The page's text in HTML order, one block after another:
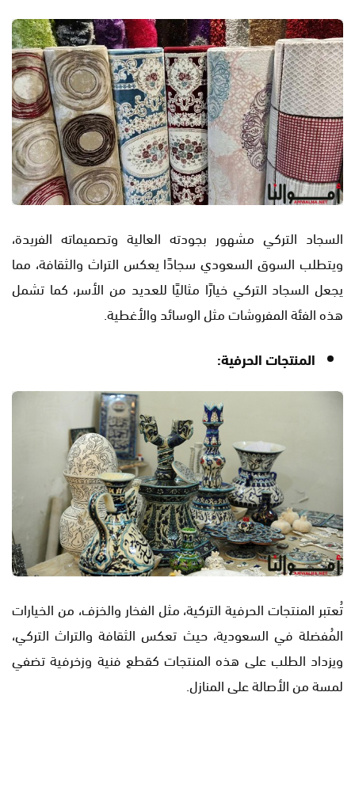
السجاد التركي مشهور بجودته العالية وتصميماته الفريدة،
ويتطلب السوق السعودي سجادًا يعكس التراث والثقافة، مما
يجعل السجاد التركي خيارًا مثاليًا للعديد من الأسر، كما تشمل
هذه الفئة المفروشات مثل الوسائد والأغطية.
المنتجات الحرفية:
تُعتبر المنتجات الحرفية التركية، مثل الفخار والخزف، من الخيارات
المُفضلة في السعودية، حيث تعكس الثقافة والتراث التركي،
ويزداد الطلب على هذه المنتجات كقطع فنية وزخرفية تضفي
لمسة من الأصالة على المنازل.